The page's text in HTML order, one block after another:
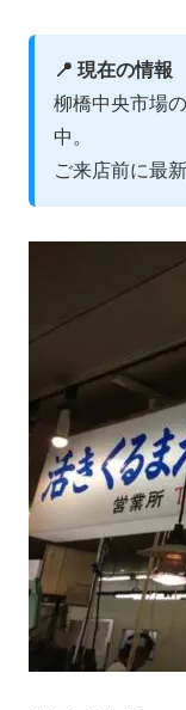
📍 現在の情報
柳橋中央市場
中。
ご来店前に最